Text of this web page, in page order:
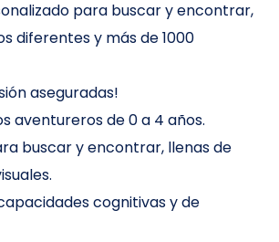
para buscar y encontrar,
diferentes y más de 1000
aseguradas!
aventureros de 0 a 4 años.
buscar y encontrar, llenas de
cognitivas y de